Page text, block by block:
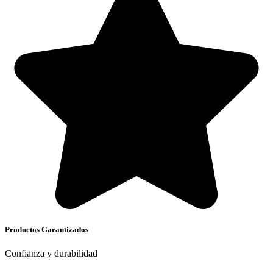
Productos Garantizados
Confianza y durabilidad